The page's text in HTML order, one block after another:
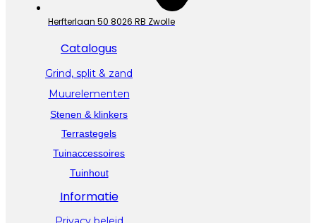
Herfterlaan 50 8026 RB Zwolle
Catalogus
Grind, split & zand
Muurelementen
Stenen & klinkers
Terrastegels
Tuinaccessoires
Tuinhout
Informatie